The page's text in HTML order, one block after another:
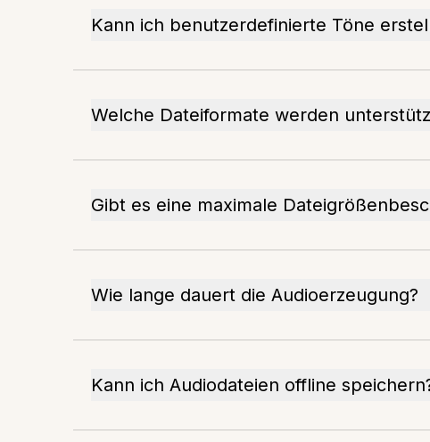
Kann ich benutzerdefinierte Töne
Welche Dateiformate werden
Gibt es eine maximale
Wie lange dauert die Audioerzeugung?
Kann ich Audiodateien offline